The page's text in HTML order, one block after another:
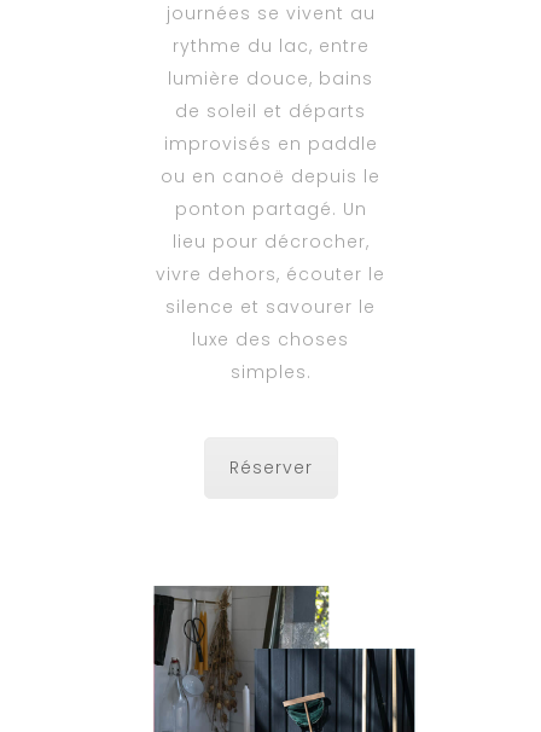
journées se vivent au
rythme du lac, entre
lumière douce, bains
de soleil et départs
improvisés en paddle
ou en canoë depuis le
ponton partagé. Un
lieu pour décrocher,
vivre dehors, écouter le
silence et savourer le
luxe des choses
simples.
Réserver